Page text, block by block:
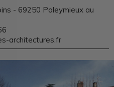
- 69250 Poleymieux au
architectures.fr